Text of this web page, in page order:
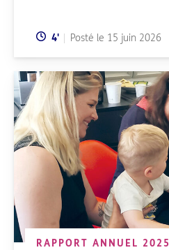
Temps de lecture:
4' Posté le 15 juin 2026
RAPPORT ANNUEL 2025